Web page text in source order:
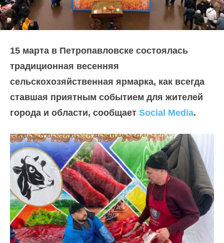
15 марта в Петропавловске состоялась
традиционная весенняя
сельскохозяйственная ярмарка, как всегда
ставшая приятным событием для жителей
города и области, сообщает Social Media.